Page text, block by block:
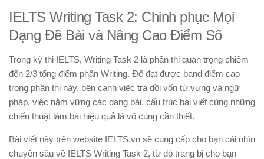
IELTS Writing Task 2: Chinh phục Mọi
Dạng Đề Bài và Nâng Cao Điểm Số
Trong kỳ thi IELTS, Writing Task 2 là phần thi quan trọng chiếm
đến 2/3 tổng điểm phần Writing. Để đạt được band điểm cao
trong phần thi này, bên cạnh việc tra dồi vốn từ vựng và ngữ
pháp, việc nắm vững các dạng bài, cấu trúc bài viết cùng những
chiến thuật làm bài hiệu quả là vô cùng cần thiết.
Bài viết này trên website IELTS.vn sẽ cung cấp cho bạn cái nhìn
chuyên sâu về IELTS Writing Task 2, từ đó trang bị cho bạn